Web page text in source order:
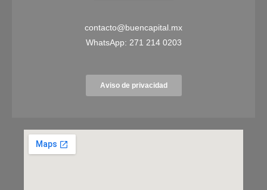
contacto@buencapital.mx
WhatsApp: 271 214 0203
Aviso de privacidad